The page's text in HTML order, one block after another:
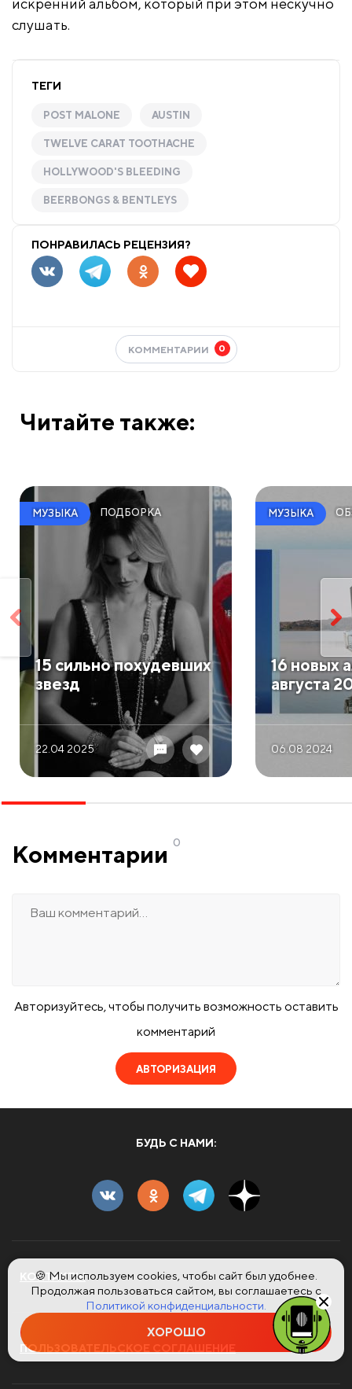
слушать.
ТЕГИ
POST MALONE AUSTIN
TWELVE CARAT TOOTHACHE
HOLLYWOOD'S BLEEDING
BEERBONGS & BENTLEYS
ПОНРАВИЛАСЬ РЕЦЕНЗИЯ?
КОММЕНТАРИИ 0
Читайте также:
МУЗЫКА ПОДБОРКА
​15 сильно похудевших
звезд
22.04 2025
МУЗЫКА
​16 новых
августа
06.08 2024
Комментарии 0
Авторизуйтесь, чтобы получить возможность оставить
комментарий
АВТОРИЗАЦИЯ
БУДЬ С НАМИ:
КОНТАКТЫ
ПОЛЬЗОВАТЕЛЬСКОЕ СОГЛАШЕНИЕ
🍪 Мы используем cookies, чтобы сайт был удобнее.
Продолжая пользоваться сайтом, вы соглашаетесь с
Политикой конфиденциальности.
ХОРОШО